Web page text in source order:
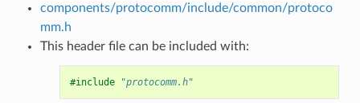
components/protocomm/include/common/protoco
mm.h
This header file can be included with:
#include "protocomm.h"